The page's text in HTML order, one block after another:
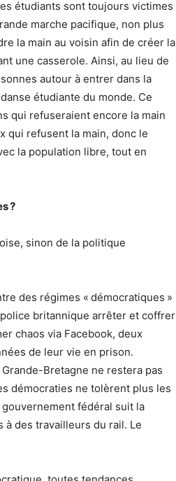
étudiants sont toujours victimes
marche pacifique, non plus
la main au voisin afin de créer la
une casserole. Ainsi, au lieu de
autour à entrer dans la
étudiante du monde. Ce
qui refuseraient encore la main
qui refusent la main, donc le
la population libre, tout en
?
sinon de la politique
des régimes « démocratiques »
britannique arrêter et coffrer
chaos via Facebook, deux
de leur vie en prison.
Bretagne ne restera pas
démocraties ne tolèrent plus les
fédéral suit la
des travailleurs du rail. Le